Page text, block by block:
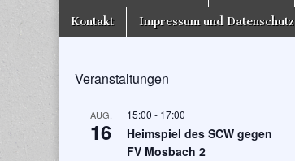
content
Kontakt Impressum und Datenschutz
Veranstaltungen
AUG.
16
15:00 - 17:00
Heimspiel des SCW gegen
FV Mosbach 2